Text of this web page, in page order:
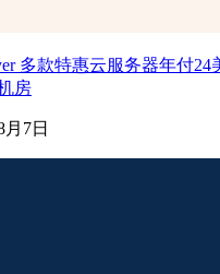
多款特惠云服务器年付24
房
月7日